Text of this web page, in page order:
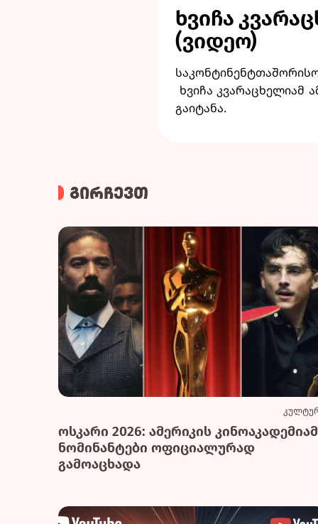
ხვიჩა
(ვიდეო)
ხვიჩა კვარაცხელიამ
გაიტანა.
გირჩევთ
ოსკარი 2026: ამერიკის კინოაკადემიამ
ნომინანტები ოფიციალურად
გამოაცხადა